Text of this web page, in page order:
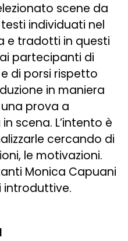
scene da
individuati nel
e tradotti in questi
partecipanti di
di porsi rispetto
in maniera
prova a
scena. L’intento è
cercando di
le motivazioni.
Monica Capuani
introduttive.